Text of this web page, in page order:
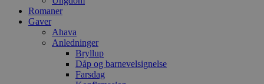
Romaner
Gaver
Ahava
Anledninger
Bryllup
Dåp og barnevelsignelse
Farsdag